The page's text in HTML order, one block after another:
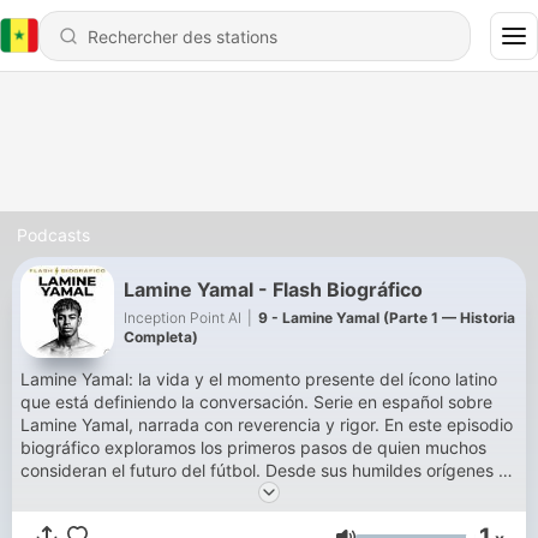
Podcasts
Lamine Yamal - Flash Biográfico
Inception Point AI
9 - Lamine Yamal (Parte 1 — Historia
Completa)
Lamine Yamal: la vida y el momento presente del ícono latino
que está definiendo la conversación. Serie en español sobre
Lamine Yamal, narrada con reverencia y rigor. En este episodio
biográfico exploramos los primeros pasos de quien muchos
consideran el futuro del fútbol. Desde sus humildes orígenes en
Rocafonda hasta convertirse en el jugador más joven en
debutar con el Barça en La Liga, la trayectoria de Yamal es una